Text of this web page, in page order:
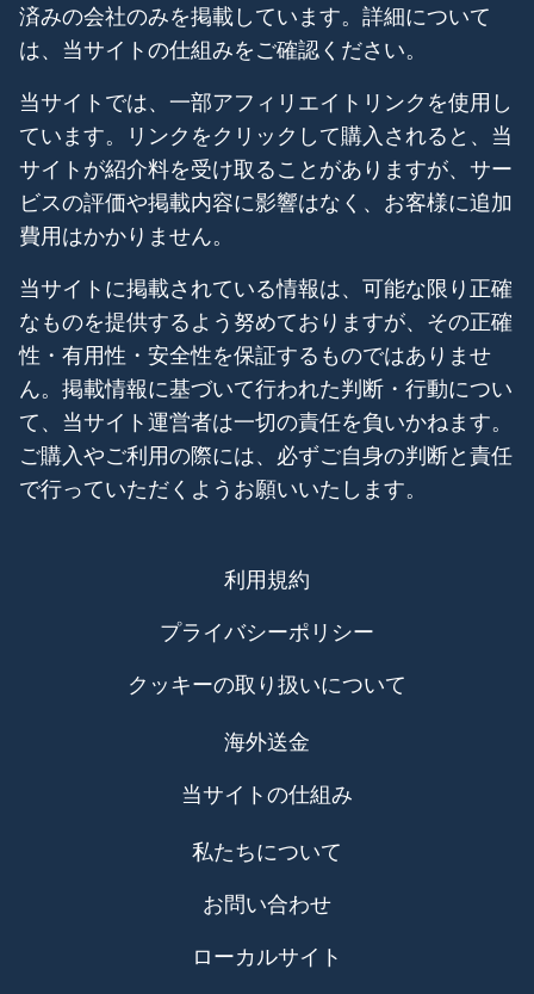
済みの会社のみを掲載しています。詳細について
は、当サイトの仕組みをご確認ください。
当サイトでは、一部アフィリエイトリンクを使用し
ています。リンクをクリックして購入されると、当
サイトが紹介料を受け取ることがありますが、サー
ビスの評価や掲載内容に影響はなく、お客様に追加
費用はかかりません。
当サイトに掲載されている情報は、可能な限り正確
なものを提供するよう努めておりますが、その正確
性・有用性・安全性を保証するものではありませ
ん。掲載情報に基づいて行われた判断・行動につい
て、当サイト運営者は一切の責任を負いかねます。
ご購入やご利用の際には、必ずご自身の判断と責任
で行っていただくようお願いいたします。
利用規約
プライバシーポリシー
クッキーの取り扱いについて
海外送金
当サイトの仕組み
私たちについて
お問い合わせ
ローカルサイト